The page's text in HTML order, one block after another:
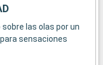
las olas por un
sensaciones